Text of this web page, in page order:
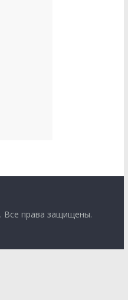
. Все права защищены.